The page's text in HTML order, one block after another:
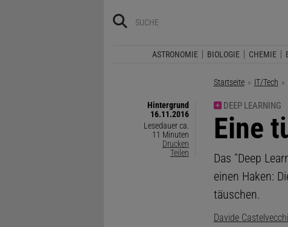
ASTRONOMIE BIOLOGIE CHEMIE
Startseite IT/Tech
Hintergrund
16.11.2016
Lesedauer ca.
11 Minuten
Drucken
Teilen
DEEP LEARNING
:
Eine
Das "Deep
einen Haken:
täuschen.
Davide Castelvecchi